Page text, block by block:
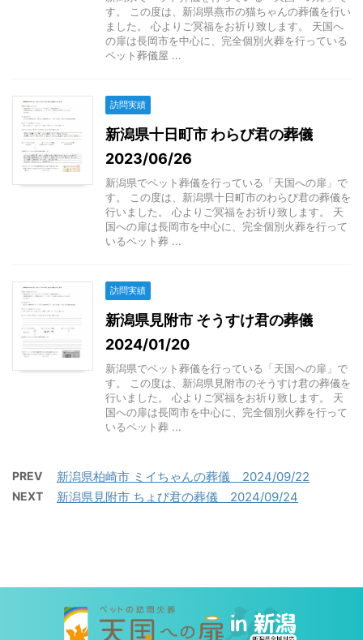
す。 この度は、新潟県燕市の猫ちゃんの葬儀を行い
ました。 心よりご冥福をお祈り致します。 天国へ
の扉は長岡市を中心に、完全個別火葬を行っている
ペット葬儀屋 ...
訪問実績
新潟県十日町市 わらび君の葬儀
2023/06/26
新潟県でペット葬儀を行っている「天国への扉」で
す。 この度は、新潟県十日町市のわらび君の葬儀を
行いました。 心よりご冥福をお祈り致します。 天
国への扉は長岡市を中心に、完全個別火葬を行って
いるペット葬 ...
訪問実績
新潟県見附市 そうすけ君の葬儀
2024/01/20
新潟県でペット葬儀を行っている「天国への扉」で
す。 この度は、新潟県見附市のそうすけ君の葬儀を
行いました。 心よりご冥福をお祈り致します。 天
国への扉は長岡市を中心に、完全個別火葬を行って
いるペット葬 ...
PREV 新潟県柏崎市 ミイちゃんの葬儀 2024/09/22
NEXT 新潟県見附市 ちょび君の葬儀 2024/09/24